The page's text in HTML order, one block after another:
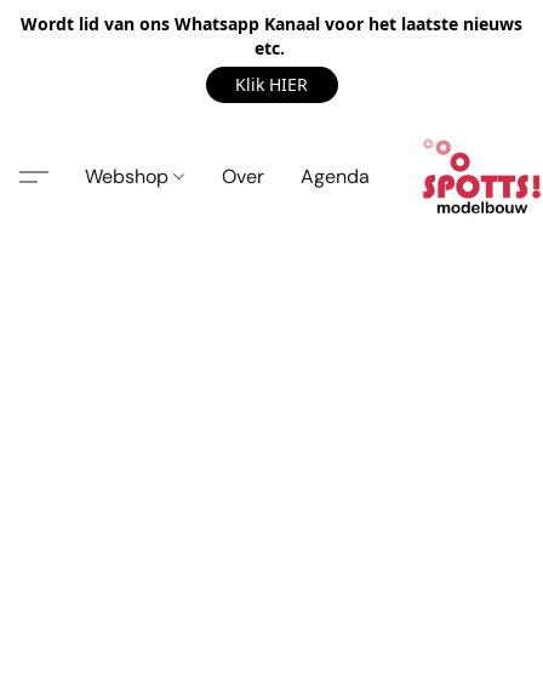
Wordt lid van ons Whatsapp Kanaal voor het laatste nieuws
etc.
Klik HIER
Webshop Over Agenda